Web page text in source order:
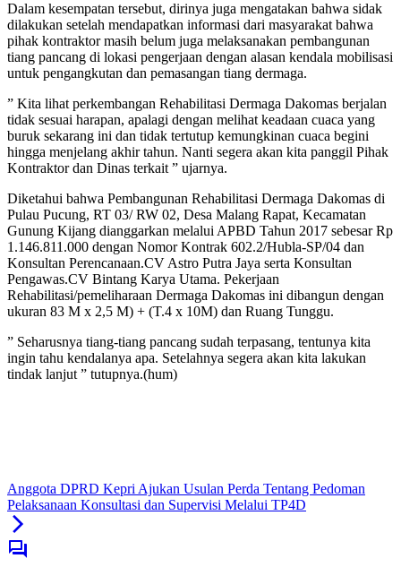
Dalam kesempatan tersebut, dirinya juga mengatakan bahwa sidak
dilakukan setelah mendapatkan informasi dari masyarakat bahwa
pihak kontraktor masih belum juga melaksanakan pembangunan
tiang pancang di lokasi pengerjaan dengan alasan kendala mobilisasi
untuk pengangkutan dan pemasangan tiang dermaga.
” Kita lihat perkembangan Rehabilitasi Dermaga Dakomas berjalan
tidak sesuai harapan, apalagi dengan melihat keadaan cuaca yang
buruk sekarang ini dan tidak tertutup kemungkinan cuaca begini
hingga menjelang akhir tahun. Nanti segera akan kita panggil Pihak
Kontraktor dan Dinas terkait ” ujarnya.
Diketahui bahwa Pembangunan Rehabilitasi Dermaga Dakomas di
Pulau Pucung, RT 03/ RW 02, Desa Malang Rapat, Kecamatan
Gunung Kijang dianggarkan melalui APBD Tahun 2017 sebesar Rp
1.146.811.000 dengan Nomor Kontrak 602.2/Hubla-SP/04 dan
Konsultan Perencanaan.CV Astro Putra Jaya serta Konsultan
Pengawas.CV Bintang Karya Utama. Pekerjaan
Rehabilitasi/pemeliharaan Dermaga Dakomas ini dibangun dengan
ukuran 83 M x 2,5 M) + (T.4 x 10M) dan Ruang Tunggu.
” Seharusnya tiang-tiang pancang sudah terpasang, tentunya kita
ingin tahu kendalanya apa. Setelahnya segera akan kita lakukan
tindak lanjut ” tutupnya.(hum)
Anggota DPRD Kepri Ajukan Usulan Perda Tentang Pedoman
Pelaksanaan Konsultasi dan Supervisi Melalui TP4D